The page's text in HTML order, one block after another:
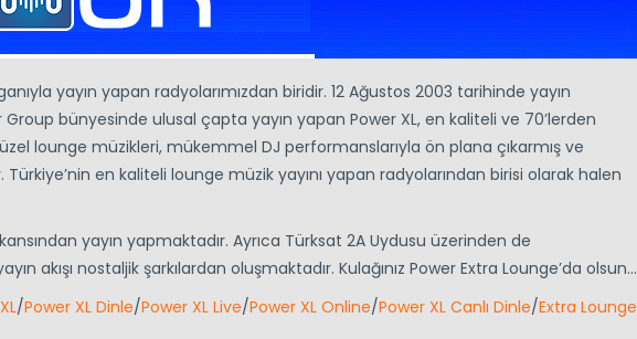
yayın yapan radyolarımızdan biridir. 12 Ağustos 2003 tarihinde yayın
Group bünyesinde ulusal çapta yayın yapan Power XL, en kaliteli ve 70’lerden
lounge müzikleri, mükemmel DJ performanslarıyla ön plana çıkarmış ve
Türkiye’nin en kaliteli lounge müzik yayını yapan radyolarından birisi olarak halen
yayın yapmaktadır. Ayrıca Türksat 2A Uydusu üzerinden de
akışı nostaljik şarkılardan oluşmaktadır. Kulağınız Power Extra Lounge’da olsun…
/Power XL Dinle/Power XL Live/Power XL Online/Power XL Canlı Dinle/Extra Lounge